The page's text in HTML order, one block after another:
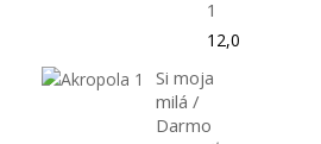
1
12,00 €
Si moja
milá /
Darmo